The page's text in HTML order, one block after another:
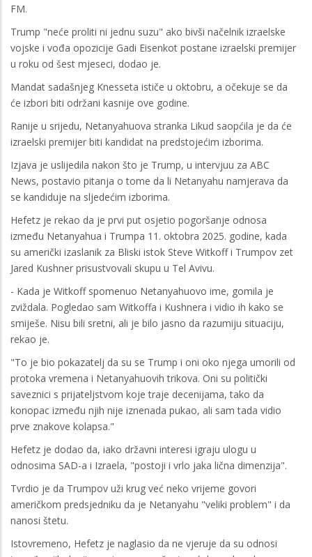
FM.
Trump "neće proliti ni jednu suzu" ako bivši načelnik izraelske
vojske i vođa opozicije Gadi Eisenkot postane izraelski premijer
u roku od šest mjeseci, dodao je.
Mandat sadašnjeg Knesseta ističe u oktobru, a očekuje se da
će izbori biti održani kasnije ove godine.
Ranije u srijedu, Netanyahuova stranka Likud saopćila je da će
izraelski premijer biti kandidat na predstojećim izborima.
Izjava je uslijedila nakon što je Trump, u intervjuu za ABC
News, postavio pitanja o tome da li Netanyahu namjerava da
se kandiduje na sljedećim izborima.
Hefetz je rekao da je prvi put osjetio pogoršanje odnosa
između Netanyahua i Trumpa 11. oktobra 2025. godine, kada
su američki izaslanik za Bliski istok Steve Witkoff i Trumpov zet
Jared Kushner prisustvovali skupu u Tel Avivu.
- Kada je Witkoff spomenuo Netanyahuovo ime, gomila je
zviždala. Pogledao sam Witkoffa i Kushnera i vidio ih kako se
smiješe. Nisu bili sretni, ali je bilo jasno da razumiju situaciju,
rekao je.
"To je bio pokazatelj da su se Trump i oni oko njega umorili od
protoka vremena i Netanyahuovih trikova. Oni su politički
saveznici s prijateljstvom koje traje decenijama, tako da
konopac između njih nije iznenada pukao, ali sam tada vidio
prve znakove kolapsa."
Hefetz je dodao da, iako državni interesi igraju ulogu u
odnosima SAD-a i Izraela, "postoji i vrlo jaka lična dimenzija".
Tvrdio je da Trumpov uži krug već neko vrijeme govori
američkom predsjedniku da je Netanyahu "veliki problem" i da
nanosi štetu.
Istovremeno, Hefetz je naglasio da ne vjeruje da su odnosi